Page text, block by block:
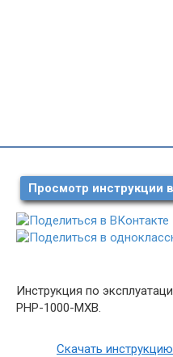
Просмотр инструкции
Инструкция по
PHP-1000-MXB.
Скачать